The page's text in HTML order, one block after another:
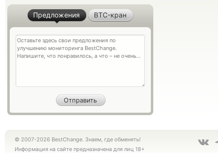
Предложения BTC-кран
© 2007-2026 BestChange. Знаем, где обменять!
Информация на сайте предназначена для лиц 18+